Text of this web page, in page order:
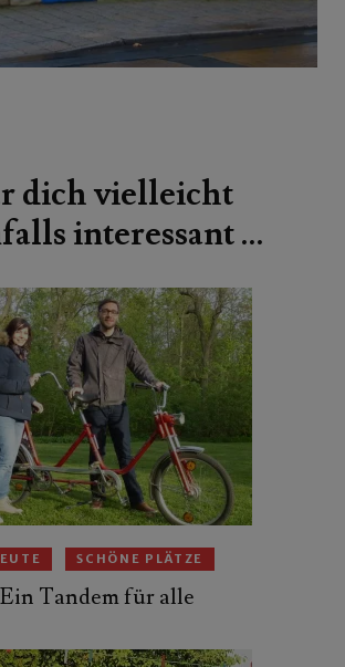
dich vielleicht
interessant …
SCHÖNE PLÄTZE
Ein Tandem für alle